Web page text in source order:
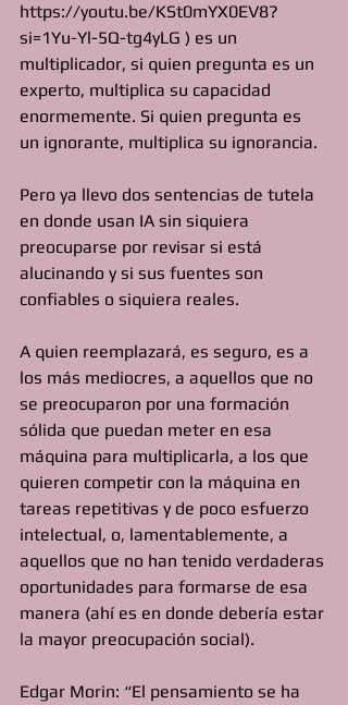
https://youtu.be/KSt0mYX0EV8?
si=1Yu-Yl-5Q-tg4yLG ) es un
multiplicador, si quien pregunta es un
experto, multiplica su capacidad
enormemente. Si quien pregunta es
un ignorante, multiplica su ignorancia.
Pero ya llevo dos sentencias de tutela
en donde usan IA sin siquiera
preocuparse por revisar si está
alucinando y si sus fuentes son
confiables o siquiera reales.
A quien reemplazará, es seguro, es a
los más mediocres, a aquellos que no
se preocuparon por una formación
sólida que puedan meter en esa
máquina para multiplicarla, a los que
quieren competir con la máquina en
tareas repetitivas y de poco esfuerzo
intelectual, o, lamentablemente, a
aquellos que no han tenido verdaderas
oportunidades para formarse de esa
manera (ahí es en donde debería estar
la mayor preocupación social).
Edgar Morin: “El pensamiento se ha